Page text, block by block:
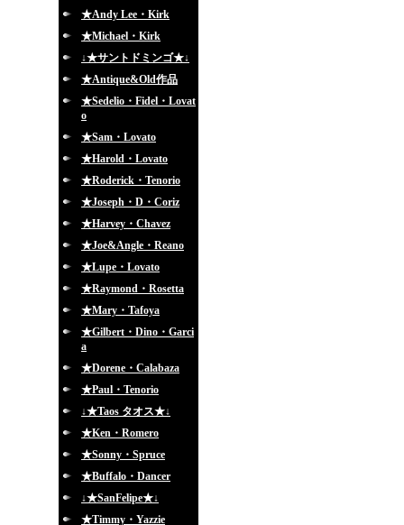
★Andy Lee・Kirk
★Michael・Kirk
↓★サントドミンゴ★↓
★Antique&Old作品
★Sedelio・Fidel・Lovat
o
★Sam・Lovato
★Harold・Lovato
★Roderick・Tenorio
★Joseph・D・Coriz
★Harvey・Chavez
★Joe&Angle・Reano
★Lupe・Lovato
★Raymond・Rosetta
★Mary・Tafoya
★Gilbert・Dino・Garci
a
★Dorene・Calabaza
★Paul・Tenorio
↓★Taos タオス★↓
★Ken・Romero
★Sonny・Spruce
★Buffalo・Dancer
↓★SanFelipe★↓
★Timmy・Yazzie